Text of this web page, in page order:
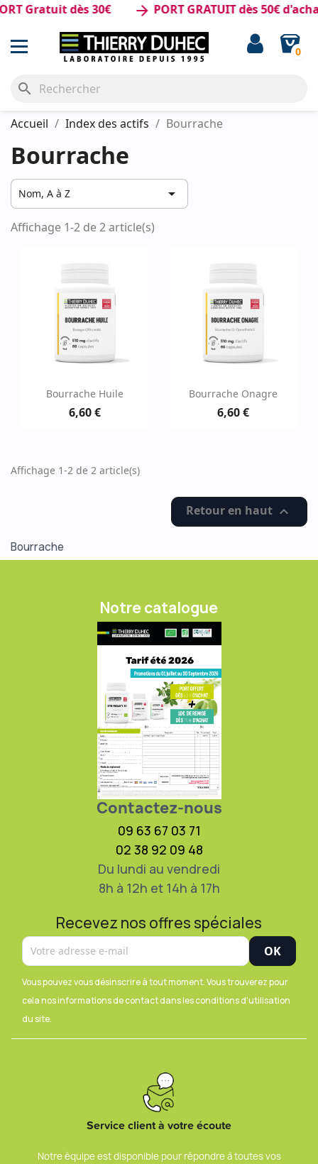
Gratuit dès 30€ arrow_forwardPORT GRATUIT dès 50€
0
search
Accueil Index des actifs Bourrache
Bourrache
Nom, A à Z 
Affichage 1-2 de 2 article(s)
Bourrache Huile
6,60 €
Bourrache Onagre
6,60 €
Affichage 1-2 de 2 article(s)
Retour en haut 
Bourrache
Notre catalogue
Contactez-nous
09 63 67 03 71
02 38 92 09 48
Du lundi au vendredi
8h à 12h et 14h à 17h
Recevez nos offres spéciales
Vous pouvez vous désinscrire à tout moment. Vous trouverez pour
cela nos informations de contact dans les conditions d'utilisation
du site.
Service client à votre écoute
Notre équipe est disponible pour répondre à toutes vos